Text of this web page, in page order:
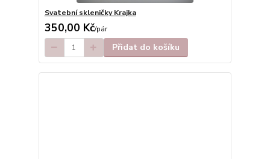
Svatební skleničky Krajka
350,00 Kč/pár
Přidat do košíku